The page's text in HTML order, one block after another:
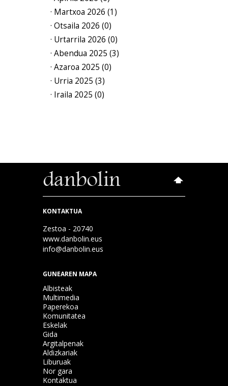
· Martxoa 2026 (1)
· Otsaila 2026 (0)
· Urtarrila 2026 (0)
· Abendua 2025 (3)
· Azaroa 2025 (0)
· Urria 2025 (3)
· Iraila 2025 (0)
KONTAKTUA
Zestoa - 20740
www.danbolin.eus
info@danbolin.eus
GUNEAREN MAPA
Albisteak
Multimedia
Paperekoa
Komunitatea
Eskelak
Gida
Argitalpenak
Aldizkariak
Liburuak
Nor gara
Kontaktua